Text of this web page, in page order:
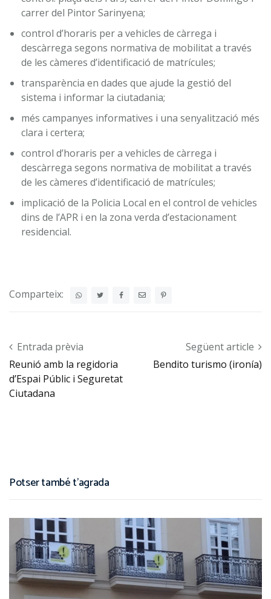
carrer del Pintor Sarinyena;
control d’horaris per a vehicles de càrrega i
descàrrega segons normativa de mobilitat a través
de les càmeres d’identificació de matrícules;
transparència en dades que ajude la gestió del
sistema i informar la ciutadania;
més campanyes informatives i una senyalització més
clara i certera;
control d’horaris per a vehicles de càrrega i
descàrrega segons normativa de mobilitat a través
de les càmeres d’identificació de matrícules;
implicació de la Policia Local en el control de vehicles
dins de l’APR i en la zona verda d’estacionament
residencial.
Comparteix:
Post navigation
Entrada prèvia
Reunió amb la regidoria
d’Espai Públic i Seguretat
Ciutadana
Següent article
Bendito turismo (ironía)
Potser també t'agrada